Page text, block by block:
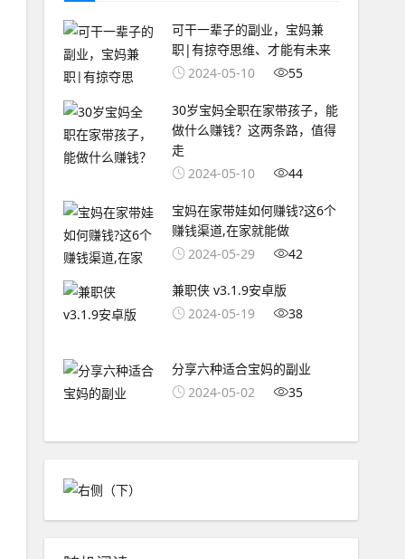
可干一辈子的副业，宝妈兼
职|有掠夺思维、才能有未来
2024-05-10
55
30岁宝妈全职在家带孩子，能
做什么赚钱？这两条路，值得
走
2024-05-10
44
宝妈在家带娃如何赚钱?这6个
赚钱渠道,在家就能做
2024-05-29
42
兼职侠 v3.1.9安卓版
2024-05-19
38
分享六种适合宝妈的副业
2024-05-02
35